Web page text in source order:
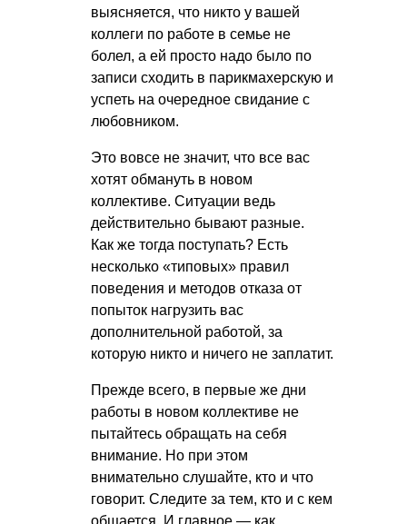
выясняется, что никто у вашей
коллеги по работе в семье не
болел, а ей просто надо было по
записи сходить в парикмахерскую и
успеть на очередное свидание с
любовником.
Это вовсе не значит, что все вас
хотят обмануть в новом
коллективе. Ситуации ведь
действительно бывают разные.
Как же тогда поступать? Есть
несколько «типовых» правил
поведения и методов отказа от
попыток нагрузить вас
дополнительной работой, за
которую никто и ничего не заплатит.
Прежде всего, в первые же дни
работы в новом коллективе не
пытайтесь обращать на себя
внимание. Но при этом
внимательно слушайте, кто и что
говорит. Следите за тем, кто и с кем